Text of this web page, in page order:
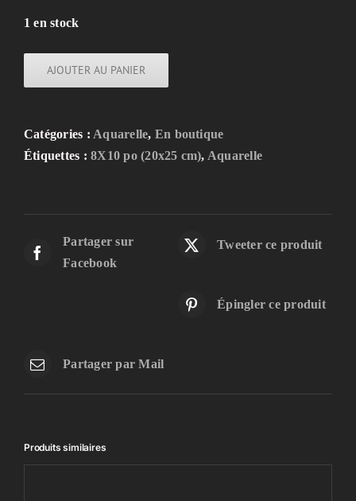
1 en stock
AJOUTER AU PANIER
Catégories : Aquarelle, En boutique
Étiquettes :8X10 po (20x25 cm), Aquarelle
Partager sur
Facebook
Tweeter ce produit
Épingler ce produit
Partager par Mail
Produits similaires